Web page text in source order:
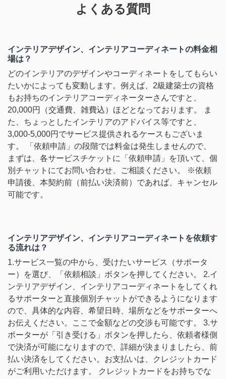
よくある質問
インテリアデザイン、インテリアコーディネートの料金相
場は？
どのインテリアのデザインやコーディネートをしてもらい
たいかによっても変動します。例えば、2級建築士の資格
もお持ちのインテリアコーディネーターさんですと、
20,000円（交通費、雑費込）ほどとなっております。 ま
た、ちょっとしたインテリアのアドバイス等ですと、
3,000-5,000円でサービス提供されるケースもございま
す。 「依頼申請」の段階では料金は発生しませんので、
まずは、各サービスチケットに「依頼申請」を頂いて、個
別チャットにてお問い合わせ、ご相談ください。 ※依頼
申請後、本契約前（前払い決済前）であれば、キャンセル
可能です。
インテリアデザイン、インテリアコーディネートを依頼す
る流れは？
1.サービス一覧の中から、受けたいサービス（サポータ
ー）を選び、「依頼相談」ボタンを押してください。 2.イ
ンテリアデザイン、インテリアコーディネートをしてくれ
るサポーターと直接個別チャットができるようになります
ので、具体的な内容、希望日時、場所などをサポーターへ
お伝えください。ここで金額などの交渉も可能です。 3.サ
ポーターが「引き受ける」ボタンを押したら、依頼者様側
で決済が可能になりますので、詳細が決まりましたら、前
払い決済をしてください。お支払いは、クレジットカード
がご利用いただけます。 クレジットカードをお持ちでな